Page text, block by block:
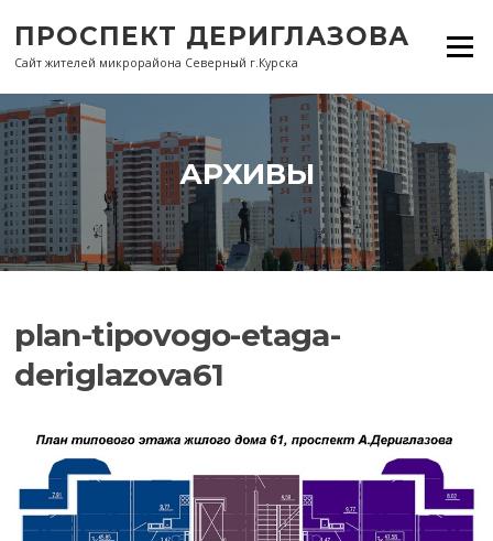
содержанию
ПРОСПЕКТ ДЕРИГЛАЗОВА
Сайт жителей микрорайона Северный г.Курска
Меню
АРХИВЫ
plan-tipovogo-etaga-
deriglazova61